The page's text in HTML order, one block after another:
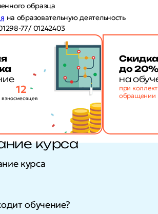
образца
на образовательную деятельность
77/ 01242403
12
месяцев
до
на
при
обращении
курса
курса
обучение?